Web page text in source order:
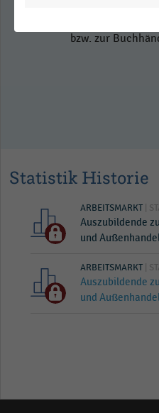
Auszubildende
bzw. zur
Statistik Historie
ARBEITSMARKT |
Auszubildende
und
ARBEITSMARKT |
Auszubildende
und